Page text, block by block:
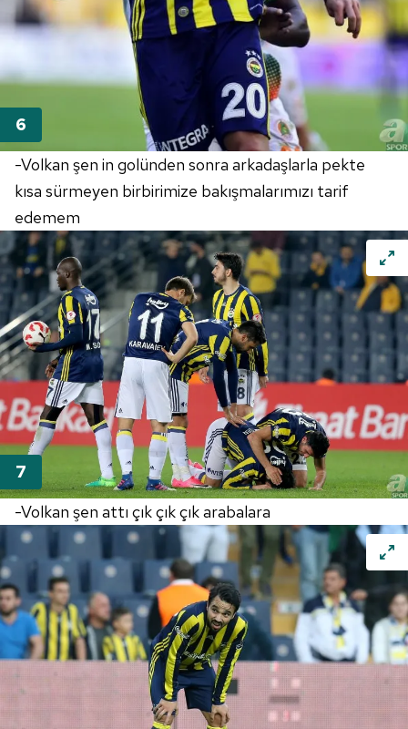
-Volkan şen in golünden sonra arkadaşlarla pekte
kısa sürmeyen birbirimize bakışmalarımızı tarif
edemem
-Volkan şen attı çık çık çık arabalara